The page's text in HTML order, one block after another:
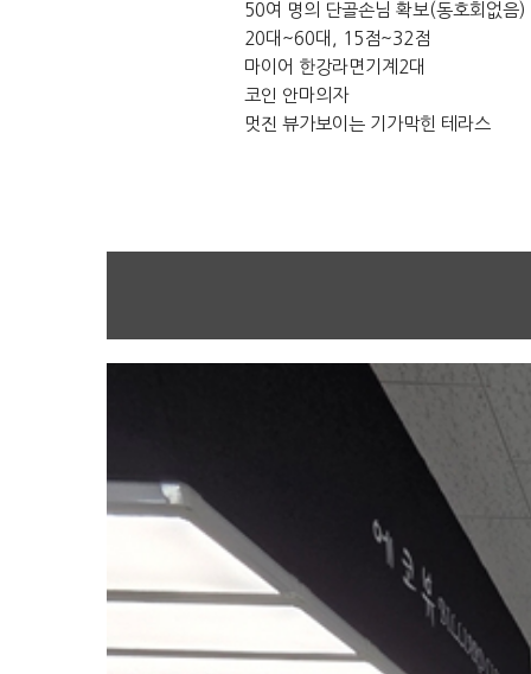
50여 명의 단골손님 확보(동호회없음)
20대~60대, 15점~32점
마이어 한강라면기계2대
코인 안마의자
멋진 뷰가보이는 기가막힌 테라스